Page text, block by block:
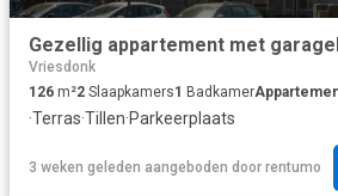
Gezellig appartement met
Vriesdonk
126 m²2 Slaapkamers1 Badkamer
·Terras·Tillen·Parkeerplaats
3 weken geleden aangeboden door rentumo